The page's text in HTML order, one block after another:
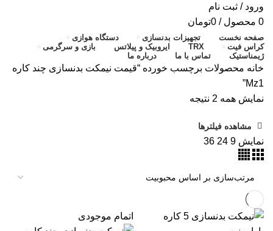
ورود / ثبت نام
0 محصول / تومان0
صفحه نخست تجهیزات بدنسازی
دستگاه هوازی
کراس فیت
TRX ایروبیک و پیلاتس
بازی و سرگرمی
ژیمناستیک
تماس با ما درباره ما
خانه محصولات برچسب خورده “قیمت نیمکت بدنسازی چند کاره
Mz1”
نمایش همه 2 نتیجه
مشاهده فیلترها
نمایش 9
24
36
اتمام موجودی